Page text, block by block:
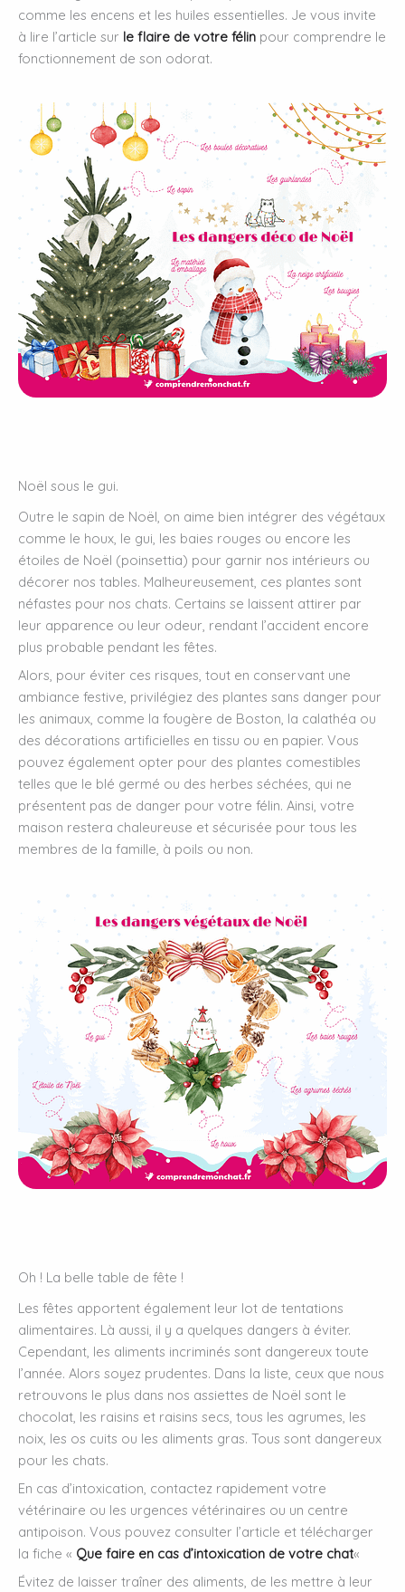
comme les encens et les huiles essentielles. Je vous invite
à lire l’article sur le flaire de votre félin pour comprendre le
fonctionnement de son odorat.
Noël sous le gui.
Outre le sapin de Noël, on aime bien intégrer des végétaux
comme le houx, le gui, les baies rouges ou encore les
étoiles de Noël (poinsettia) pour garnir nos intérieurs ou
décorer nos tables. Malheureusement, ces plantes sont
néfastes pour nos chats. Certains se laissent attirer par
leur apparence ou leur odeur, rendant l’accident encore
plus probable pendant les fêtes.
Alors, pour éviter ces risques, tout en conservant une
ambiance festive, privilégiez des plantes sans danger pour
les animaux, comme la fougère de Boston, la calathéa ou
des décorations artificielles en tissu ou en papier. Vous
pouvez également opter pour des plantes comestibles
telles que le blé germé ou des herbes séchées, qui ne
présentent pas de danger pour votre félin. Ainsi, votre
maison restera chaleureuse et sécurisée pour tous les
membres de la famille, à poils ou non.
Oh ! La belle table de fête !
Les fêtes apportent également leur lot de tentations
alimentaires. Là aussi, il y a quelques dangers à éviter.
Cependant, les aliments incriminés sont dangereux toute
l’année. Alors soyez prudentes. Dans la liste, ceux que nous
retrouvons le plus dans nos assiettes de Noël sont le
chocolat, les raisins et raisins secs, tous les agrumes, les
noix, les os cuits ou les aliments gras. Tous sont dangereux
pour les chats.
En cas d’intoxication, contactez rapidement votre
vétérinaire ou les urgences vétérinaires ou un centre
antipoison. Vous pouvez consulter l’article et télécharger
la fiche « Que faire en cas d’intoxication de votre chat«
Évitez de laisser traîner des aliments, de les mettre à leur